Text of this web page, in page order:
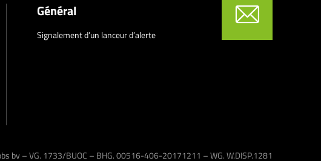
Général
Signalement d’un lanceur d’alerte
bv – VG. 1733/BUOC – BHG. 00516-406-20171211 – WG. W.DISP.1281